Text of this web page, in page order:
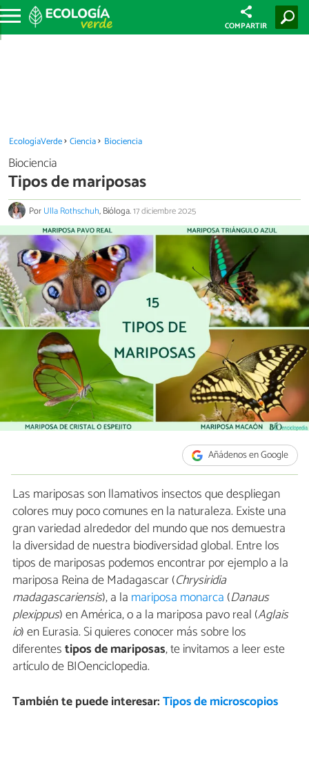
COMPARTIR
EcologíaVerde Ciencia Biociencia
Biociencia
Tipos de mariposas
PorUlla Rothschuh, Bióloga.17 diciembre 2025
Añádenos en Google
Las mariposas son llamativos insectos que despliegan
colores muy poco comunes en la naturaleza. Existe una
gran variedad alrededor del mundo que nos demuestra
la diversidad de nuestra biodiversidad global. Entre los
tipos de mariposas podemos encontrar por ejemplo a la
mariposa Reina de Madagascar (Chrysiridia
madagascariensis), a la mariposa monarca (Danaus
plexippus) en América, o a la mariposa pavo real (Aglais
io) en Eurasia. Si quieres conocer más sobre los
diferentestipos de mariposas, te invitamos a leer este
artículo de BIOenciclopedia.
También te puede interesar:Tipos de microscopios